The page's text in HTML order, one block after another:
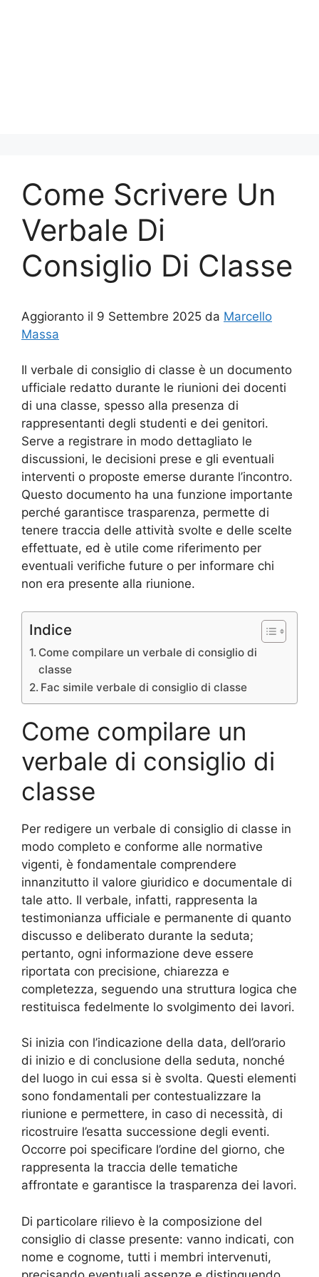
Come Scrivere Un
Verbale Di
Consiglio Di Classe​​
Aggioranto il 9 Settembre 2025 da Marcello
Massa
Il verbale di consiglio di classe è un documento
ufficiale redatto durante le riunioni dei docenti
di una classe, spesso alla presenza di
rappresentanti degli studenti e dei genitori.
Serve a registrare in modo dettagliato le
discussioni, le decisioni prese e gli eventuali
interventi o proposte emerse durante l’incontro.
Questo documento ha una funzione importante
perché garantisce trasparenza, permette di
tenere traccia delle attività svolte e delle scelte
effettuate, ed è utile come riferimento per
eventuali verifiche future o per informare chi
non era presente alla riunione.
Indice
Come compilare un verbale di consiglio di
classe​​
Fac simile verbale di consiglio di classe​​
Come compilare un
verbale di consiglio di
classe​​
Per redigere un verbale di consiglio di classe in
modo completo e conforme alle normative
vigenti, è fondamentale comprendere
innanzitutto il valore giuridico e documentale di
tale atto. Il verbale, infatti, rappresenta la
testimonianza ufficiale e permanente di quanto
discusso e deliberato durante la seduta;
pertanto, ogni informazione deve essere
riportata con precisione, chiarezza e
completezza, seguendo una struttura logica che
restituisca fedelmente lo svolgimento dei lavori.
Si inizia con l’indicazione della data, dell’orario
di inizio e di conclusione della seduta, nonché
del luogo in cui essa si è svolta. Questi elementi
sono fondamentali per contestualizzare la
riunione e permettere, in caso di necessità, di
ricostruire l’esatta successione degli eventi.
Occorre poi specificare l’ordine del giorno, che
rappresenta la traccia delle tematiche
affrontate e garantisce la trasparenza dei lavori.
Di particolare rilievo è la composizione del
consiglio di classe presente: vanno indicati, con
nome e cognome, tutti i membri intervenuti,